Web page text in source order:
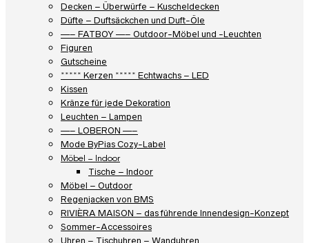
Decken – Überwürfe – Kuscheldecken
Düfte – Duftsäckchen und Duft-Öle
—– FATBOY —– Outdoor-Möbel und -Leuchten
Figuren
Gutscheine
***** Kerzen ***** Echtwachs – LED
Kissen
Kränze für jede Dekoration
Leuchten – Lampen
—– LOBERON —–
Mode ByPias Cozy-Label
Möbel – Indoor
Tische – Indoor
Möbel – Outdoor
Regenjacken von BMS
RIVIÈRA MAISON – das führende Innendesign-Konzept
Sommer-Accessoires
Uhren – Tischuhren – Wanduhren